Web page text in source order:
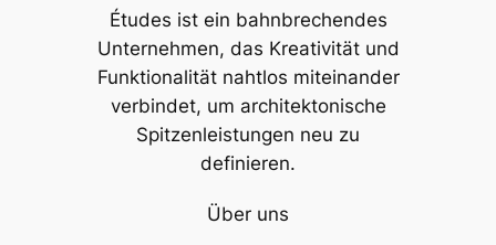
Études ist ein bahnbrechendes
Unternehmen, das Kreativität und
Funktionalität nahtlos miteinander
verbindet, um architektonische
Spitzenleistungen neu zu
definieren.
Über uns